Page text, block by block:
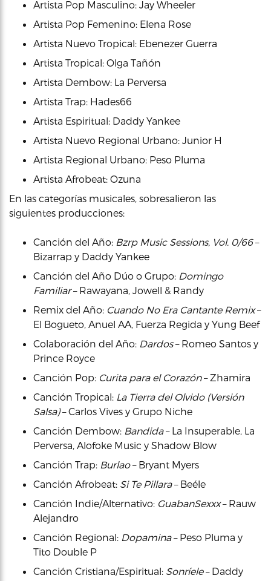
Artista Pop Masculino: Jay Wheeler
Artista Pop Femenino: Elena Rose
Artista Nuevo Tropical: Ebenezer Guerra
Artista Tropical: Olga Tañón
Artista Dembow: La Perversa
Artista Trap: Hades66
Artista Espiritual: Daddy Yankee
Artista Nuevo Regional Urbano: Junior H
Artista Regional Urbano: Peso Pluma
Artista Afrobeat: Ozuna
En las categorías musicales, sobresalieron las
siguientes producciones:
Canción del Año: Bzrp Music Sessions, Vol. 0/66–
Bizarrap y Daddy Yankee
Canción del Año Dúo o Grupo: Domingo
Familiar– Rawayana, Jowell & Randy
Remix del Año: Cuando No Era Cantante Remix–
El Bogueto, Anuel AA, Fuerza Regida y Yung Beef
Colaboración del Año: Dardos– Romeo Santos y
Prince Royce
Canción Pop: Curita para el Corazón– Zhamira
Canción Tropical: La Tierra del Olvido (Versión
Salsa)– Carlos Vives y Grupo Niche
Canción Dembow: Bandida– La Insuperable, La
Perversa, Alofoke Music y Shadow Blow
Canción Trap: Burlao– Bryant Myers
Canción Afrobeat: Si Te Pillara– Beéle
Canción Indie/Alternativo: GuabanSexxx– Rauw
Alejandro
Canción Regional: Dopamina– Peso Pluma y
Tito Double P
Canción Cristiana/Espiritual: Sonríele– Daddy